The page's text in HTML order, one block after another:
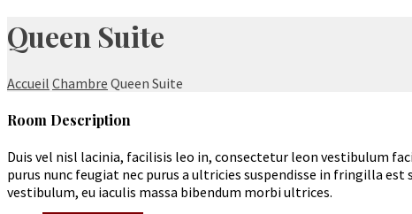
Queen Suite
Accueil Chambre Queen Suite
Room Description
Duis vel nisl lacinia, facilisis leo in, consectetur leon vestibulum
purus nunc feugiat nec purus a ultricies suspendisse in fringilla
vestibulum, eu iaculis massa bibendum morbi ultrices.